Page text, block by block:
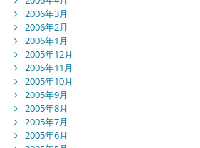
2006年3月
2006年2月
2006年1月
2005年12月
2005年11月
2005年10月
2005年9月
2005年8月
2005年7月
2005年6月